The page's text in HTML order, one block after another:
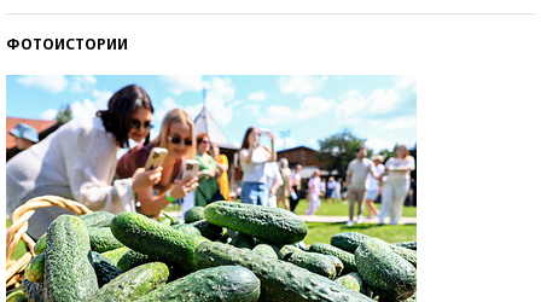
ФОТОИСТОРИИ